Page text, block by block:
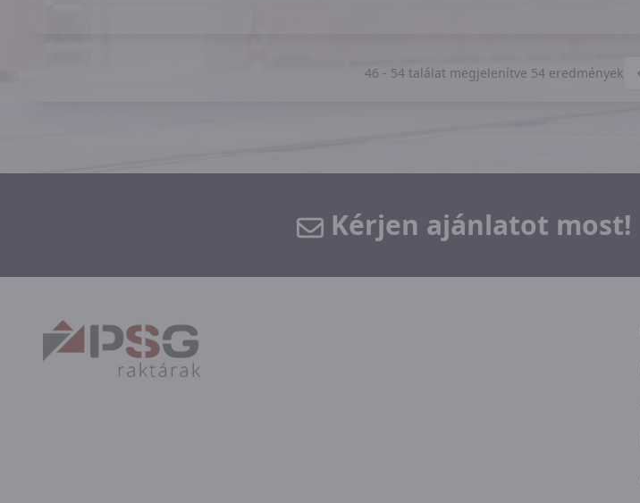
46 - 54 találat megjelenítve 54 eredmények
Kérjen ajánlatot most!